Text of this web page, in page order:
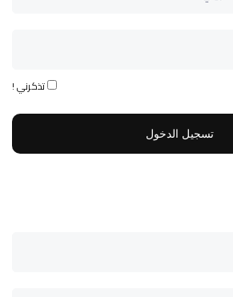
تذكرني !
تسجيل الدخول